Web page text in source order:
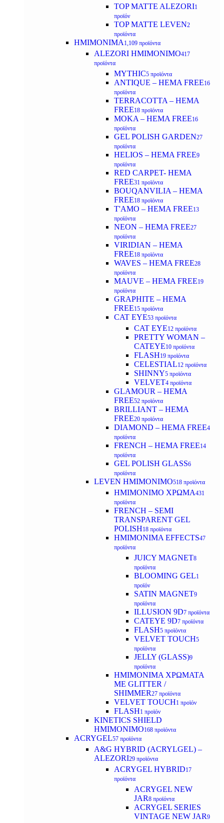
TOP MATTE ALEZORI1
προϊόν
TOP MATTE LEVEN2
προϊόντα
ΗΜΙΜΟΝΙΜΑ 1,109 προϊόντα
ALEZORI ΗΜΙΜΟΝΙΜΟ417
προϊόντα
MYTHIC5 προϊόντα
ANTIQUE – HEMA FREE16
προϊόντα
TERRACOTTA – HEMA
FREE18 προϊόντα
MOKA – HEMA FREE16
προϊόντα
GEL POLISH GARDEN27
προϊόντα
HELIOS – HEMA FREE9
προϊόντα
RED CARPET- HEMA
FREE31 προϊόντα
BOUQANVILIA – HEMA
FREE18 προϊόντα
T'AMO – HEMA FREE13
προϊόντα
NEON – HEMA FREE27
προϊόντα
VIRIDIAN – HEMA
FREE18 προϊόντα
WAVES – HEMA FREE28
προϊόντα
MAUVE – HEMA FREE19
προϊόντα
GRAPHITE – HEMA
FREE15 προϊόντα
CAT EYE53 προϊόντα
CAT EYE12 προϊόντα
PRETTY WOMAN –
CATEYE10 προϊόντα
FLASH19 προϊόντα
CELESTIAL12 προϊόντα
SHINNY5 προϊόντα
VELVET4 προϊόντα
GLAMOUR – HEMA
FREE52 προϊόντα
BRILLIANT – HEMA
FREE20 προϊόντα
DIAMOND – HEMA FREE4
προϊόντα
FRENCH – HEMA FREE14
προϊόντα
GEL POLISH GLASS6
προϊόντα
LEVEN ΗΜΙΜΟΝΙΜΟ518 προϊόντα
ΗΜΙΜΟΝΙΜΟ ΧΡΩΜΑ431
προϊόντα
FRENCH – SEMI
TRANSPARENT GEL
POLISH18 προϊόντα
HMIMONIMA EFFECTS47
προϊόντα
JUICY MAGNET8
προϊόντα
BLOOMING GEL1
προϊόν
SATIN MAGNET9
προϊόντα
ILLUSION 9D7 προϊόντα
CATEYE 9D7 προϊόντα
FLASH5 προϊόντα
VELVET TOUCH5
προϊόντα
JELLY (GLASS)9
προϊόντα
ΗΜΙΜΟΝΙΜA ΧΡΩΜΑΤΑ
ΜΕ GLITTER /
SHIMMER27 προϊόντα
VELVET TOUCH1 προϊόν
FLASH1 προϊόν
KINETICS SHIELD
ΗΜΙΜΟΝΙΜΟ168 προϊόντα
ACRYGEL57 προϊόντα
A&G HYBRID (ACRYLGEL) –
ALEZORI29 προϊόντα
ACRYGEL HYBRID17
προϊόντα
ACRYGEL NEW
JAR8 προϊόντα
ACRYGEL SERIES
VINTAGE NEW JAR9